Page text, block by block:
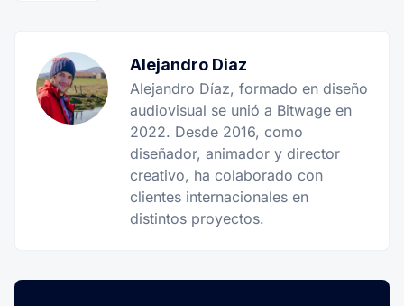
Alejandro Diaz
Alejandro Díaz, formado en diseño
audiovisual se unió a Bitwage en
2022. Desde 2016, como
diseñador, animador y director
creativo, ha colaborado con
clientes internacionales en
distintos proyectos.